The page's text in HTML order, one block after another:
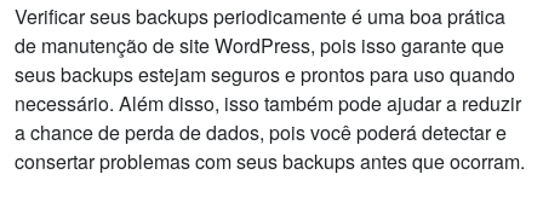
Verificar seus backups periodicamente é uma boa prática
de manutenção de site WordPress, pois isso garante que
seus backups estejam seguros e prontos para uso quando
necessário. Além disso, isso também pode ajudar a reduzir
a chance de perda de dados, pois você poderá detectar e
consertar problemas com seus backups antes que ocorram.